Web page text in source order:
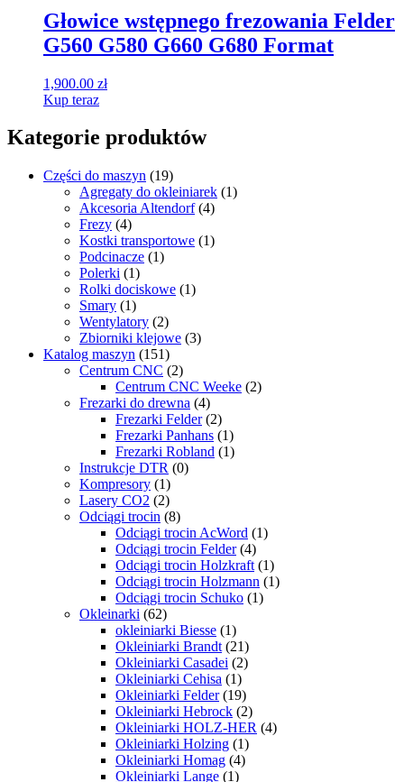
Głowice wstępnego frezowania Felder
G560 G580 G660 G680 Format
1,900.00 zł
Kup teraz
Kategorie produktów
Części do maszyn (19)
Agregaty do okleiniarek (1)
Akcesoria Altendorf (4)
Frezy (4)
Kostki transportowe (1)
Podcinacze (1)
Polerki (1)
Rolki dociskowe (1)
Smary (1)
Wentylatory (2)
Zbiorniki klejowe (3)
Katalog maszyn (151)
Centrum CNC (2)
Centrum CNC Weeke (2)
Frezarki do drewna (4)
Frezarki Felder (2)
Frezarki Panhans (1)
Frezarki Robland (1)
Instrukcje DTR (0)
Kompresory (1)
Lasery CO2 (2)
Odciągi trocin (8)
Odciągi trocin AcWord (1)
Odciągi trocin Felder (4)
Odciągi trocin Holzkraft (1)
Odciągi trocin Holzmann (1)
Odciągi trocin Schuko (1)
Okleinarki (62)
okleiniarki Biesse (1)
Okleiniarki Brandt (21)
Okleiniarki Casadei (2)
Okleiniarki Cehisa (1)
Okleiniarki Felder (19)
Okleiniarki Hebrock (2)
Okleiniarki HOLZ-HER (4)
Okleiniarki Holzing (1)
Okleiniarki Homag (4)
Okleiniarki Lange (1)